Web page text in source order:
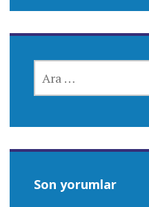
Son yorumlar